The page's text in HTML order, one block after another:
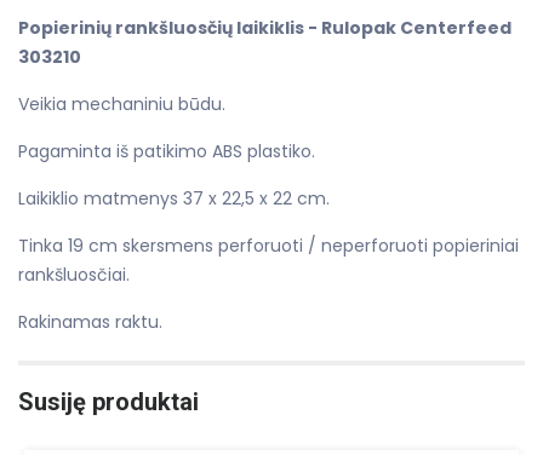
Popierinių rankšluosčių laikiklis - Rulopak Centerfeed
303210
Veikia mechaniniu būdu.
Pagaminta iš patikimo ABS plastiko.
Laikiklio matmenys 37 x 22,5 x 22 cm.
Tinka 19 cm skersmens perforuoti / neperforuoti popieriniai
rankšluosčiai.
Rakinamas raktu.
Susiję produktai